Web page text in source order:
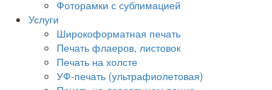
Фоторамки с сублимацией
Услуги
Широкоформатная печать
Печать флаеров, листовок
Печать на холсте
УФ-печать (ультрафиолетовая)